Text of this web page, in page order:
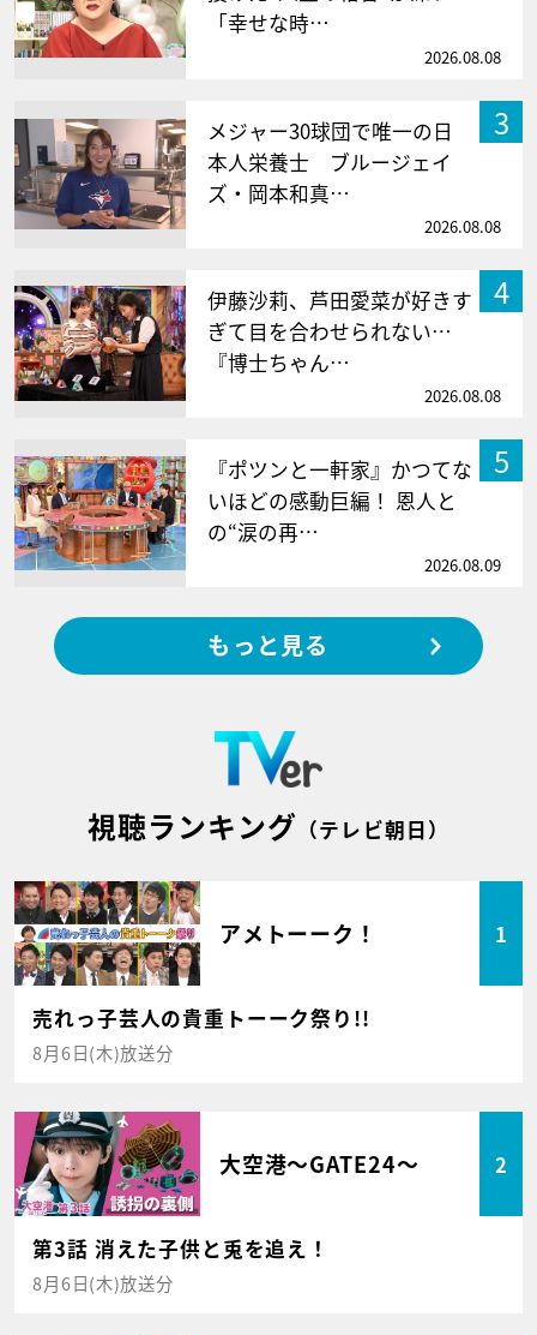
「幸せな時…
2026.08.08
3
メジャー30球団で唯一の日
本人栄養士 ブルージェイ
ズ・岡本和真…
2026.08.08
4
伊藤沙莉、芦田愛菜が好きす
ぎて目を合わせられない…
『博士ちゃん…
2026.08.08
5
『ポツンと一軒家』かつてな
いほどの感動巨編！ 恩人と
の“涙の再…
2026.08.09
もっと見る
視聴ランキング （テレビ朝日）
アメトーーク！ 1
売れっ子芸人の貴重トーーク祭り!!
8月6日(木)放送分
大空港～GATE24～ 2
第3話 消えた子供と兎を追え！
8月6日(木)放送分